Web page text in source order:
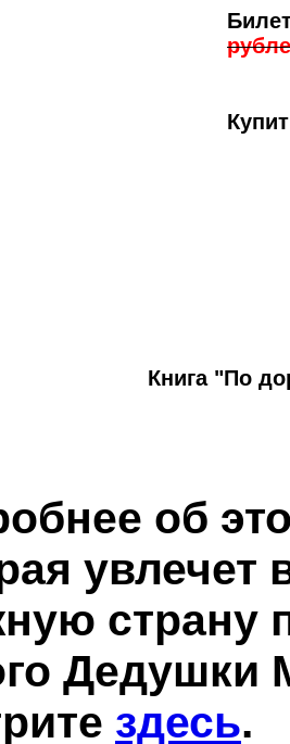
Книга "По
об
увлечет
страну
Дедушки
здесь.